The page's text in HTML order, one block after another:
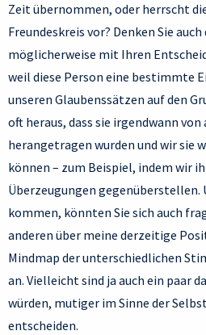
Zeit übernommen, oder herrscht
Freundeskreis vor? Denken Sie
möglicherweise mit Ihren
weil diese Person eine bestimmte
unseren Glaubenssätzen auf den
oft heraus, dass sie irgendwann von
herangetragen wurden und wir sie
können – zum Beispiel, indem wir
Überzeugungen gegenüberstellen.
kommen, könnten Sie sich auch
anderen über meine derzeitige
Mindmap der unterschiedlichen
an. Vielleicht sind ja auch ein paar
würden, mutiger im Sinne der
entscheiden.